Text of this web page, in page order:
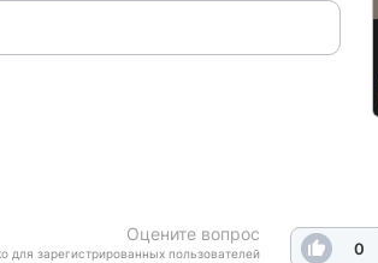
Оцените вопрос
для зарегистрированных пользователей 0